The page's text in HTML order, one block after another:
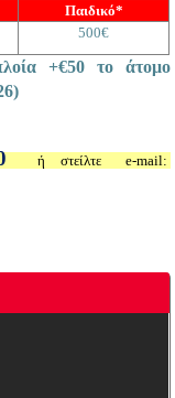
Παιδικό*
500€
+€50 το άτομο
ή στείλτε e-mail: